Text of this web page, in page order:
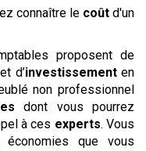
connaître le coûtd'un
proposent de
d’investissementen
non professionnel
dont vous pourrez
à ces experts. Vous
que vous